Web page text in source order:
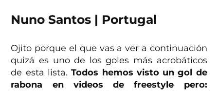
Nuno Santos | Portugal
Ojito porque el que vas a ver a continuación
quizá es uno de los goles más acrobáticos
de esta lista.Todos hemos visto un gol de
rabona en videos de freestyle pero: